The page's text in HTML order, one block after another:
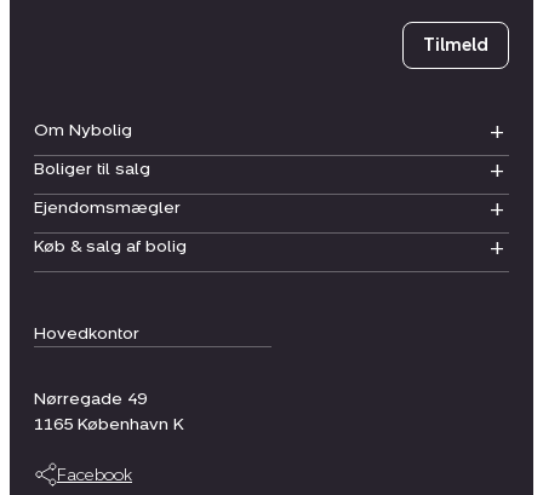
Hovedkontor
Nørregade 49
1165 København K
Facebook
Om Nybolig
Boliger til salg
Ejendomsmægler
Køb & salg af bolig
Tilmeld